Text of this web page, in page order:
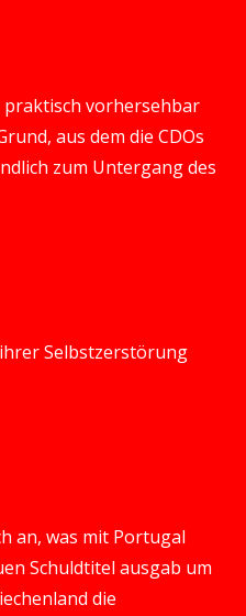
praktisch vorhersehbar
aus dem die CDOs
zum Untergang des
ihrer Selbstzerstörung
an, was mit Portugal
Schuldtitel ausgab um
die